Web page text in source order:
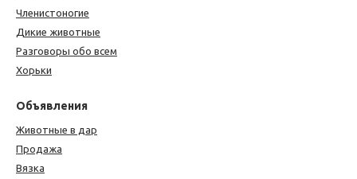
Членистоногие
Дикие животные
Разговоры обо всем
Хорьки
Объявления
Животные в дар
Продажа
Вязка